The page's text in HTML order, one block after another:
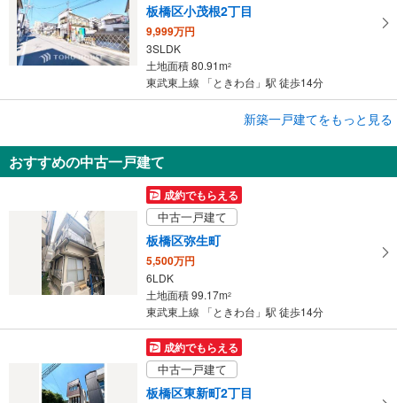
板橋区小茂根2丁目
9,999万円
3SLDK
土地面積 80.91m2
東武東上線 「ときわ台」駅 徒歩14分
板橋区大谷口北町
9,649万円
4LDK
土地面積 64.67m
東武東上線 「ときわ台」駅 徒歩14分
新築一戸建てをもっと見る
おすすめの中古一戸建て
成約でもらえる
中古一戸建て
板橋区弥生町
5,500万円
6LDK
土地面積 99.17m2
東武東上線 「ときわ台」駅 徒歩14分
成約でもらえる
中古一戸建て
板橋区東新町2丁目